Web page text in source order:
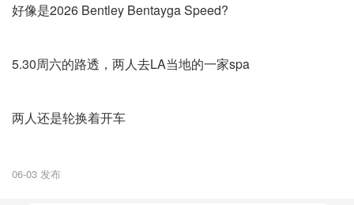
好像是2026 Bentley Bentayga Speed?
5.30周六的路透，两人去LA当地的一家spa
两人还是轮换着开车
06-03 发布